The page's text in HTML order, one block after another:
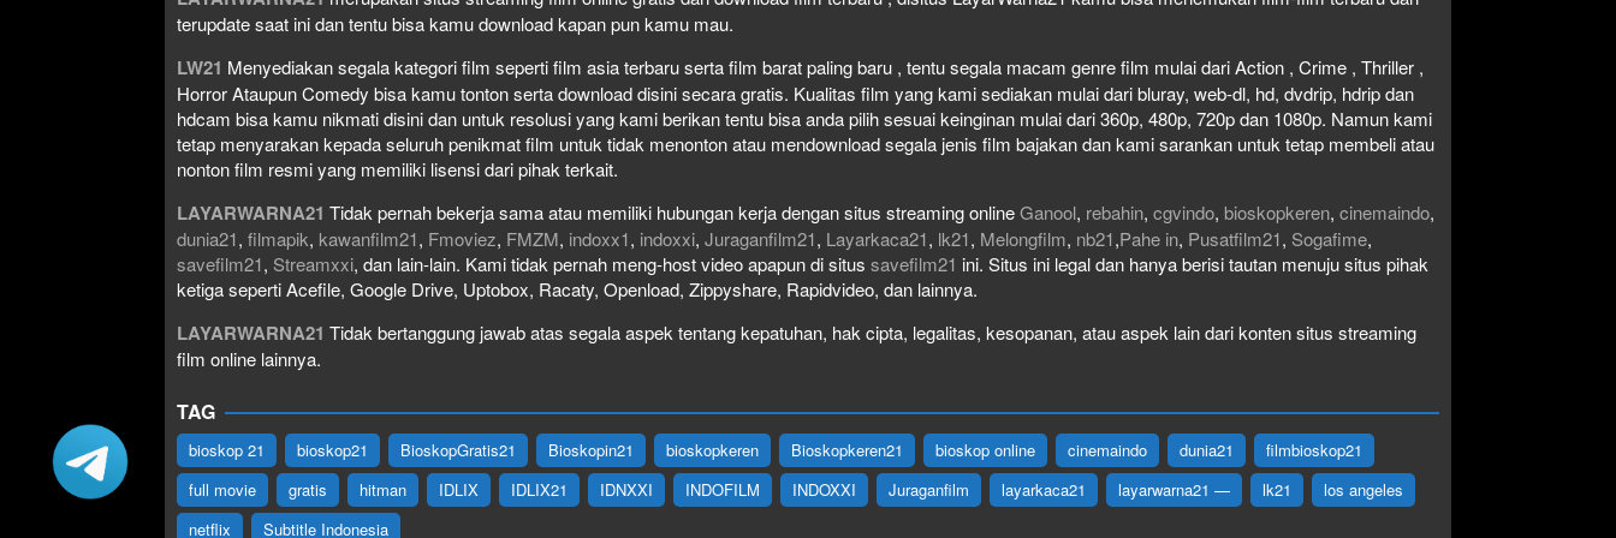
terupdate saat ini dan tentu bisa kamu download kapan pun kamu mau.
LW21 Menyediakan segala kategori film seperti film asia terbaru serta film barat paling baru , tentu segala macam genre film mulai dari Action , Crime , Thriller ,
Horror Ataupun Comedy bisa kamu tonton serta download disini secara gratis. Kualitas film yang kami sediakan mulai dari bluray, web-dl, hd, dvdrip, hdrip dan
hdcam bisa kamu nikmati disini dan untuk resolusi yang kami berikan tentu bisa anda pilih sesuai keinginan mulai dari 360p, 480p, 720p dan 1080p. Namun kami
tetap menyarakan kepada seluruh penikmat film untuk tidak menonton atau mendownload segala jenis film bajakan dan kami sarankan untuk tetap membeli atau
nonton film resmi yang memiliki lisensi dari pihak terkait.
LAYARWARNA21 Tidak pernah bekerja sama atau memiliki hubungan kerja dengan situs streaming onlineGanool, rebahin, cgvindo, bioskopkeren, cinemaindo,
dunia21, filmapik, kawanfilm21, Fmoviez, FMZM, indoxx1, indoxxi, Juraganfilm21, Layarkaca21, lk21, Melongfilm, nb21,Pahe in, Pusatfilm21, Sogafime,
savefilm21, Streamxxi, dan lain-lain. Kami tidak pernah meng-host video apapun di situs savefilm21 ini. Situs ini legal dan hanya berisi tautan menuju situs pihak
ketiga seperti Acefile, Google Drive, Uptobox, Racaty, Openload, Zippyshare, Rapidvideo, dan lainnya.
LAYARWARNA21 Tidak bertanggung jawab atas segala aspek tentang kepatuhan, hak cipta, legalitas, kesopanan, atau aspek lain dari konten situs streaming
film online lainnya.
TAG
bioskop 21 bioskop21 BioskopGratis21 Bioskopin21 bioskopkeren Bioskopkeren21 bioskop online cinemaindo dunia21
filmbioskop21
full movie
gratis hitman IDLIX IDLIX21 IDNXXI INDOFILM INDOXXI Juraganfilm layarkaca21 layarwarna21 — lk21
los angeles
netflix
Subtitle Indonesia